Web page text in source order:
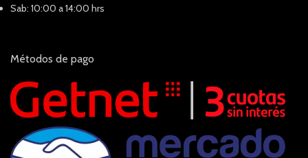
Sab: 10:00 a 14:00 hrs
Métodos de pago